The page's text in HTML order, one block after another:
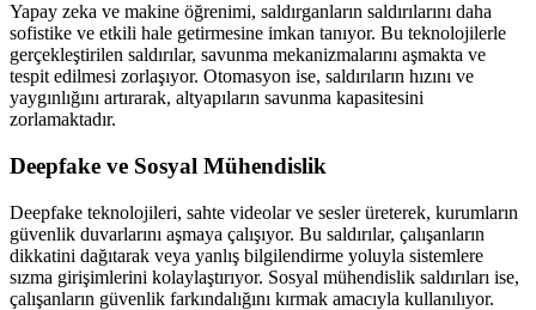
Yapay zeka ve makine öğrenimi, saldırganların saldırılarını daha
sofistike ve etkili hale getirmesine imkan tanıyor. Bu teknolojilerle
gerçekleştirilen saldırılar, savunma mekanizmalarını aşmakta ve
tespit edilmesi zorlaşıyor. Otomasyon ise, saldırıların hızını ve
yaygınlığını artırarak, altyapıların savunma kapasitesini
zorlamaktadır.
Deepfake ve Sosyal Mühendislik
Deepfake teknolojileri, sahte videolar ve sesler üreterek, kurumların
güvenlik duvarlarını aşmaya çalışıyor. Bu saldırılar, çalışanların
dikkatini dağıtarak veya yanlış bilgilendirme yoluyla sistemlere
sızma girişimlerini kolaylaştırıyor. Sosyal mühendislik saldırıları ise,
çalışanların güvenlik farkındalığını kırmak amacıyla kullanılıyor.